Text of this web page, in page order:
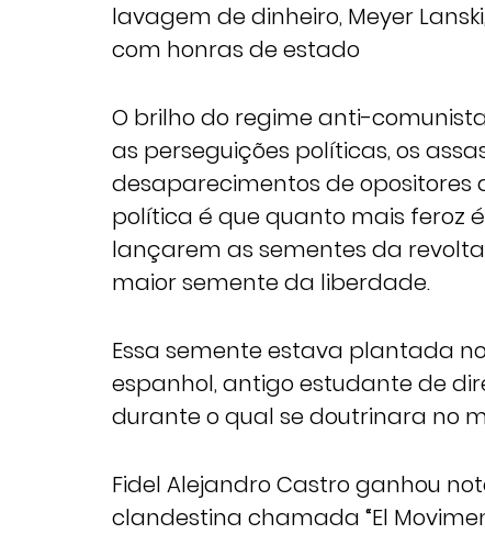
lavagem de dinheiro, Meyer
com honras de estado
O brilho do regime anti-
as perseguições políticas, os
desaparecimentos de opositores
política é que quanto mais feroz
lançarem as sementes da
maior semente da liberdade.
Essa semente estava plantada
espanhol, antigo estudante de
durante o qual se doutrinara no
Fidel Alejandro Castro ganhou
clandestina chamada “El